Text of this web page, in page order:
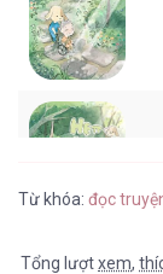
Từ khóa: đọc
Tổng lượtxem,